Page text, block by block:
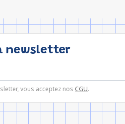
newsletter
vous acceptez nos CGU.